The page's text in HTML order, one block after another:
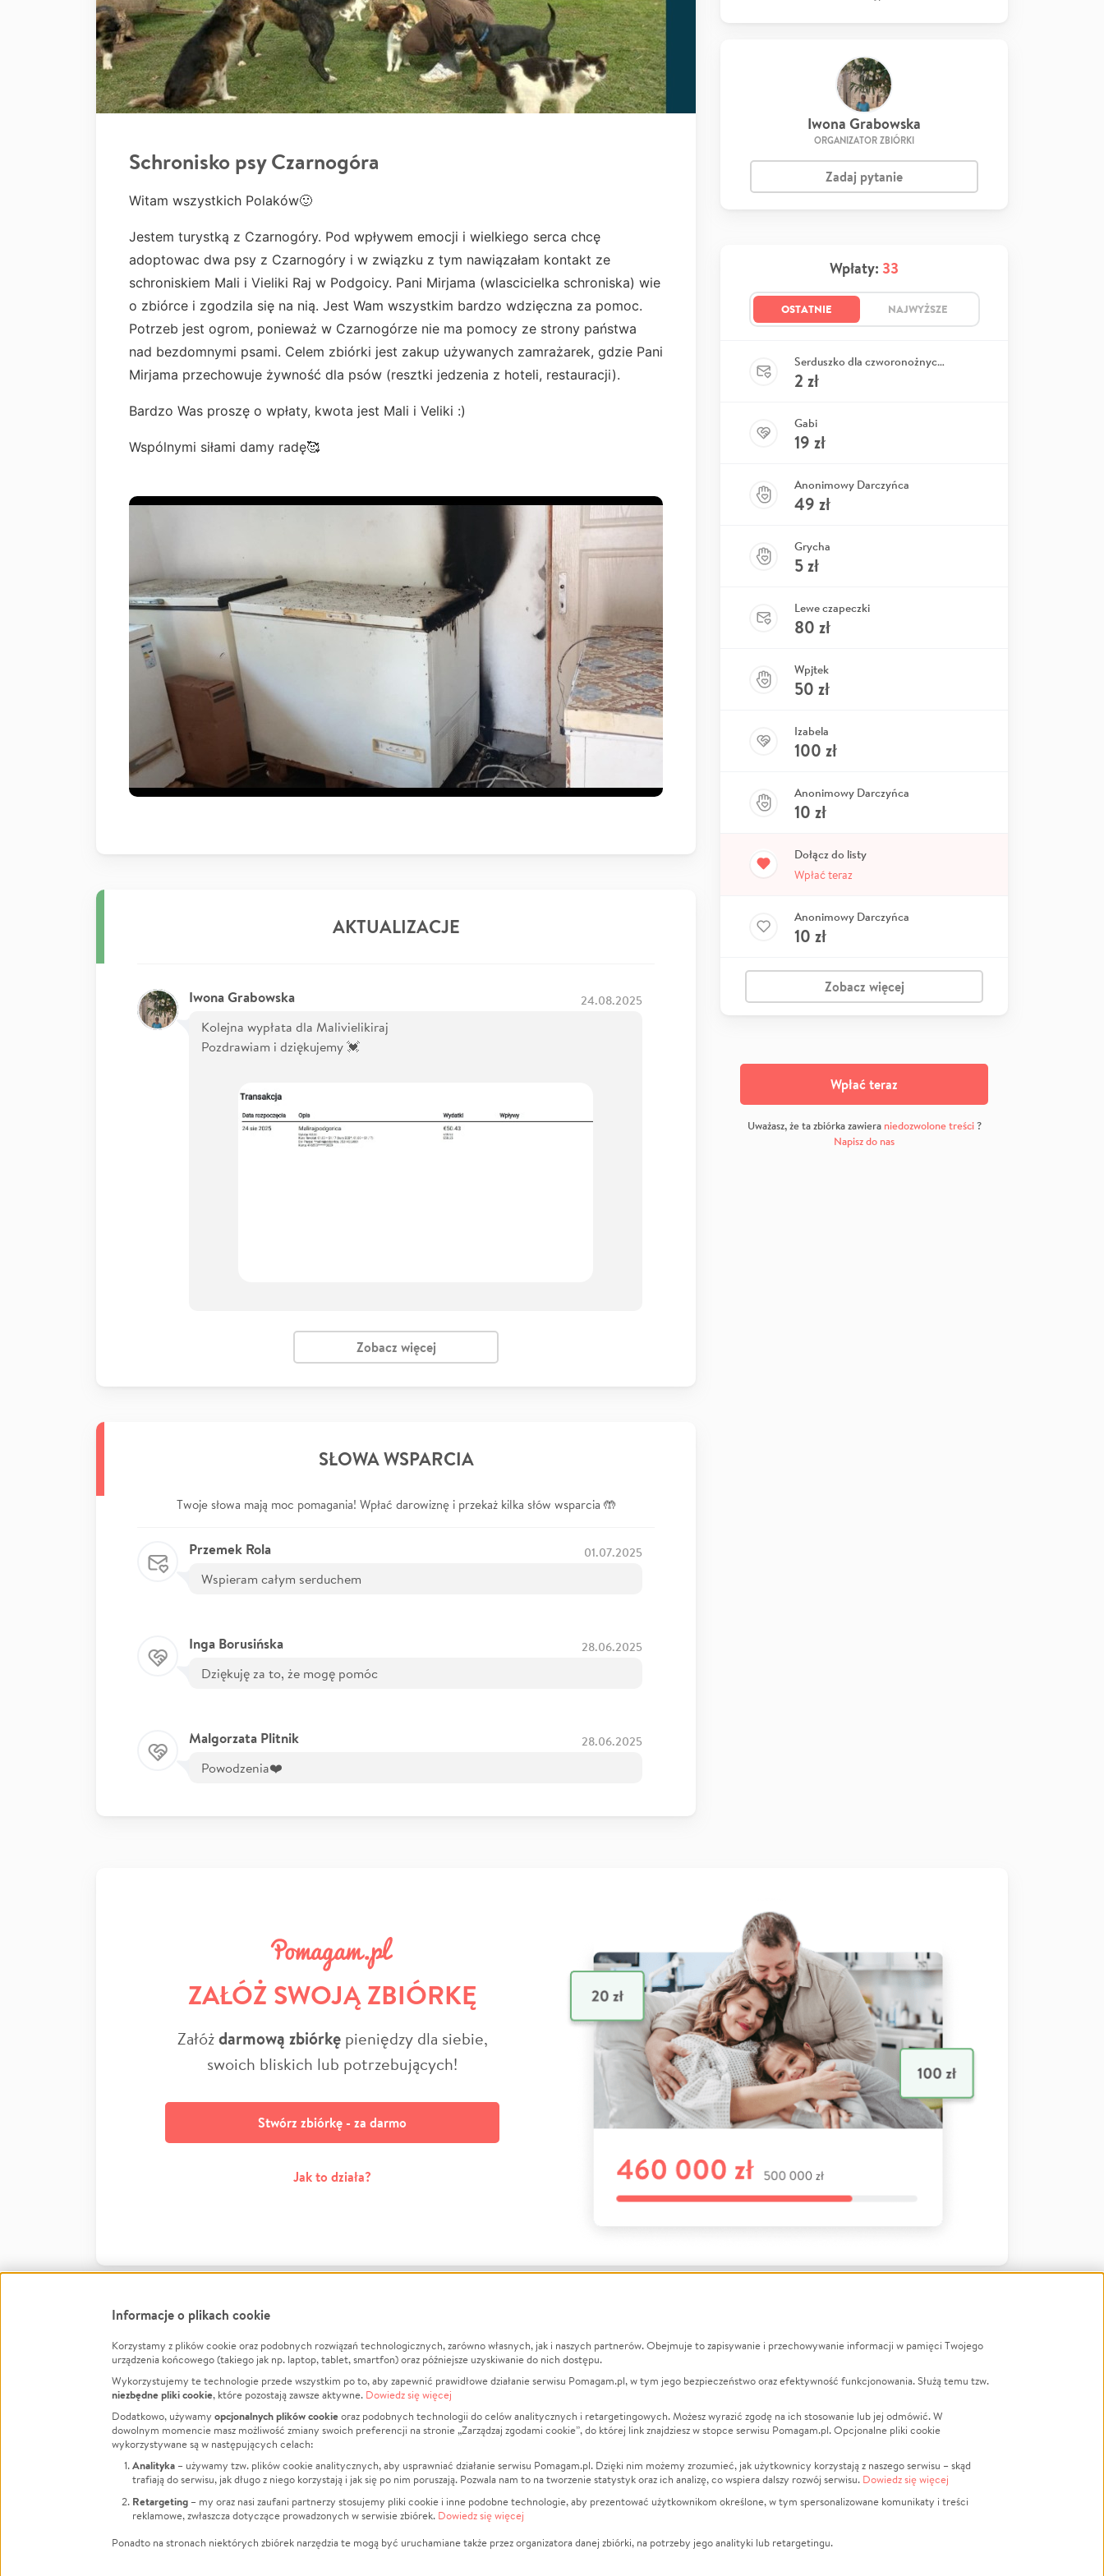
Schronisko psy Czarnogóra
Witam wszystkich Polaków🙂
Jestem turystką z Czarnogóry. Pod wpływem emocji i wielkiego serca chcę
adoptowac dwa psy z Czarnogóry i w związku z tym nawiązałam kontakt ze
schroniskiem Mali i Vieliki Raj w Podgoicy. Pani Mirjama (wlascicielka schroniska) wie
o zbiórce i zgodzila się na nią. Jest Wam wszystkim bardzo wdzięczna za pomoc.
Potrzeb jest ogrom, ponieważ w Czarnogórze nie ma pomocy ze strony państwa
nad bezdomnymi psami. Celem zbiórki jest zakup używanych zamrażarek, gdzie Pani
Mirjama przechowuje żywność dla psów (resztki jedzenia z hoteli, restauracji).
Bardzo Was proszę o wpłaty, kwota jest Mali i Veliki :)
Wspólnymi siłami damy radę🥰
AKTUALIZACJE
Iwona Grabowska 24.08.2025
Kolejna wypłata dla Malivielikiraj
Pozdrawiam i dziękujemy 💓
Zobacz więcej
SŁOWA WSPARCIA
Twoje słowa mają moc pomagania! Wpłać darowiznę i przekaż kilka słów wsparcia 🤲
Przemek Rola 01.07.2025
Wspieram całym serduchem
Inga Borusińska 28.06.2025
Dziękuję za to, że mogę pomóc
Malgorzata Plitnik 28.06.2025
Powodzenia❤️
Iwona Grabowska
ORGANIZATOR ZBIÓRKI
Zadaj pytanie
Wpłaty: 33
OSTATNIE NAJWYŻSZE
Serduszko dla czworonożnych przyjaciół
2 zł
Gabi
19 zł
Anonimowy Darczyńca
49 zł
Grycha
5zł
Lewe czapeczki
80 zł
Wpjtek
50 zł
Izabela
100 zł
Anonimowy Darczyńca
10 zł
Dołącz do listy
Wpłać teraz
Anonimowy Darczyńca
10 zł
Zobacz więcej
Wpłać teraz
Uważasz, że ta zbiórka zawiera niedozwolone treści?
Napisz do nas
ZAŁÓŻ SWOJĄ ZBIÓRKĘ
Załóżdarmową zbiórkępieniędzy dla siebie,
swoich bliskich lub potrzebujących!
Stwórz zbiórkę - za darmo
Jak to działa?
FacebookTwitter Instagram
LinkedInTikTok Youtube
Informacje
Jak to działa?
Regulamin
Polityka Prywatności
Kontakt
Porównanie serwisów
Polityka plików cookie
Zarządzaj zgodami cookie
O nas
Opinie
Raporty
Za darmo
Dla NGO
Fundacja Pomagam.pl
Zbieraj na
Leczenie
Zwierzęta
Pożar
Sport
Pomoc Finansowa
Pogrzeb
LGBTQ+
Powódź
Wichura
Religia
Edukacja
Informacje o plikach cookie
Korzystamy z plików cookie oraz podobnych rozwiązań technologicznych, zarówno własnych, jak i naszych partnerów. Obejmuje to zapisywanie i przechowywanie informacji w pamięci Twojego
urządzenia końcowego (takiego jak np. laptop, tablet, smartfon) oraz późniejsze uzyskiwanie do nich dostępu.
Wykorzystujemy te technologie przede wszystkim po to, aby zapewnić prawidłowe działanie serwisu Pomagam.pl, w tym jego bezpieczeństwo oraz efektywność funkcjonowania. Służą temu tzw.
niezbędne pliki cookie, które pozostają zawsze aktywne. Dowiedz się więcej
Dodatkowo, używamy opcjonalnych plików cookieoraz podobnych technologii do celów analitycznych i retargetingowych. Możesz wyrazić zgodę na ich stosowanie lub jej odmówić. W
dowolnym momencie masz możliwość zmiany swoich preferencji na stronie „Zarządzaj zgodami cookie”, do której link znajdziesz w stopce serwisu Pomagam.pl. Opcjonalne pliki cookie
wykorzystywane są w następujących celach:
Analityka – używamy tzw. plików cookie analitycznych, aby usprawniać działanie serwisu Pomagam.pl. Dzięki nim możemy zrozumieć, jak użytkownicy korzystają z naszego serwisu – skąd
trafiają do serwisu, jak długo z niego korzystają i jak się po nim poruszają. Pozwala nam to na tworzenie statystyk oraz ich analizę, co wspiera dalszy rozwój serwisu. Dowiedz się więcej
Retargeting – my oraz nasi zaufani partnerzy stosujemy pliki cookie i inne podobne technologie, aby prezentować użytkownikom określone, w tym spersonalizowane komunikaty i treści
reklamowe, zwłaszcza dotyczące prowadzonych w serwisie zbiórek. Dowiedz się więcej
Ponadto na stronach niektórych zbiórek narzędzia te mogą być uruchamiane także przez organizatora danej zbiórki, na potrzeby jego analityki lub retargetingu.